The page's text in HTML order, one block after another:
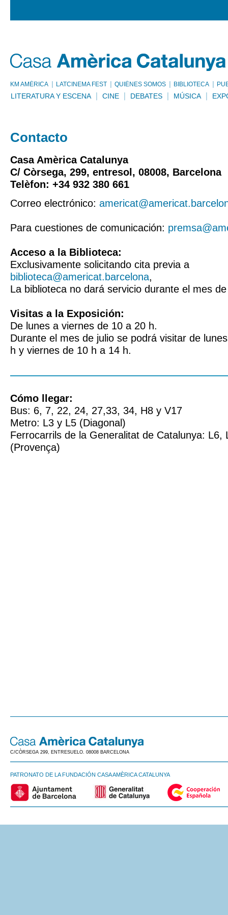
KM AMÈRICA LATCINEMA FEST QUIÉNES SOMOS BIBLIOTECA
LITERATURA Y ESCENA CINE DEBATES MÚSICA
Contacto
Casa Amèrica Catalunya
C/ Còrsega, 299, entresol, 08008, Barcelona
Telèfon: +34 932 380 661
Correo electrónico:
Para cuestiones de comunicación:
Acceso a la Biblioteca:
Exclusivamente solicitando cita previa a
biblioteca@americat.barcelona,
La biblioteca no dará servicio durante el mes
Visitas a la Exposición:
De lunes a viernes de 10 a 20 h.
Durante el mes de julio se podrá visitar de
h y viernes de 10 h a 14 h.
Cómo llegar:
Bus: 6, 7, 22, 24, 27,33, 34, H8 y V17
Metro: L3 y L5 (Diagonal)
Ferrocarrils de la Generalitat de Catalunya: L6,
(Provença)
C/CÒRSEGA 299, ENTRESUELO. 08008 BARCELONA
PATRONATO DE LA FUNDACIÓN CASA AMÈRICA CATALUNYA